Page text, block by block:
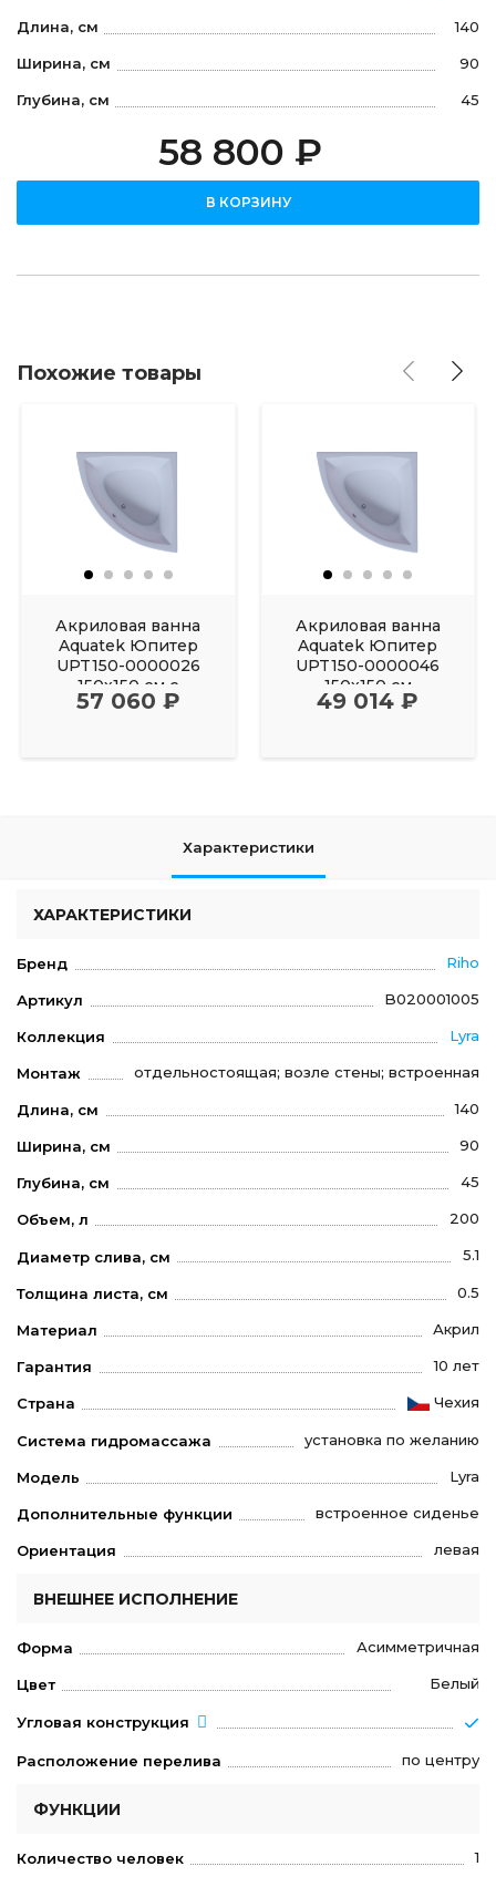
Длина, см 140
Ширина, см 90
Глубина, см 45
58 800 ₽
В КОРЗИНУ
Похожие товары
Акриловая ванна
Aquatek Юпитер
UPT150-0000026
150х150 см с
фронтальным
57 060 ₽
Акриловая ванна
Aquatek Юпитер
UPT150-0000046
150х150 см
49 014 ₽
Характеристики
ХАРАКТЕРИСТИКИ
Бренд Riho
Артикул B020001005
Коллекция Lyra
Монтаж отдельностоящая; возле стены; встроенная
Длина, см 140
Ширина, см 90
Глубина, см 45
Объем, л 200
Диаметр слива, см 5.1
Толщина листа, см 0.5
Материал Акрил
Гарантия 10 лет
Страна Чехия
Система гидромассажа установка по желанию
Модель Lyra
Дополнительные функции встроенное сиденье
Ориентация левая
ВНЕШНЕЕ ИСПОЛНЕНИЕ
Форма Асимметричная
Цвет Белый
Угловая конструкция
Расположение перелива по центру
ФУНКЦИИ
Количество человек 1